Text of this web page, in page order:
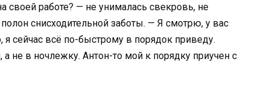
своей работе? — не унималась свекровь, не
снисходительной заботы. — Я смотрю, у вас
я сейчас всё по-быстрому в порядок приведу.
в ночлежку. Антон-то мой к порядку приучен с